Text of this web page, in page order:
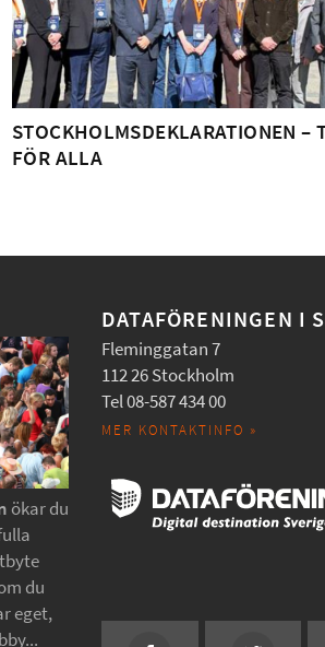
STOCKHOLMSDEKLARATIONEN –
FÖR ALLA
ökar du
du
eget,
DATAFÖRENINGEN I
Fleminggatan 7
112 26 Stockholm
Tel 08-587 434 00
MER KONTAKTINFO »